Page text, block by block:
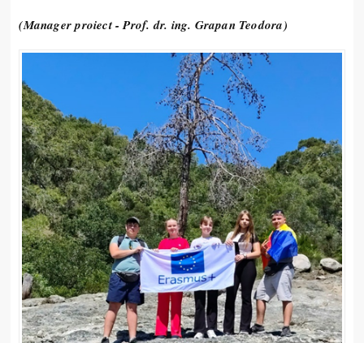
(Manager proiect - Prof. dr. ing. Grapan Teodora)